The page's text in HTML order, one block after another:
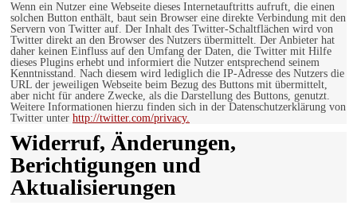
Wenn ein Nutzer eine Webseite dieses Internetauftritts aufruft, die einen
solchen Button enthält, baut sein Browser eine direkte Verbindung mit den
Servern von Twitter auf. Der Inhalt des Twitter-Schaltflächen wird von
Twitter direkt an den Browser des Nutzers übermittelt. Der Anbieter hat
daher keinen Einfluss auf den Umfang der Daten, die Twitter mit Hilfe
dieses Plugins erhebt und informiert die Nutzer entsprechend seinem
Kenntnisstand. Nach diesem wird lediglich die IP-Adresse des Nutzers die
URL der jeweiligen Webseite beim Bezug des Buttons mit übermittelt,
aber nicht für andere Zwecke, als die Darstellung des Buttons, genutzt.
Weitere Informationen hierzu finden sich in der Datenschutzerklärung von
Twitter unter http://twitter.com/privacy.
Widerruf, Änderungen,
Berichtigungen und
Aktualisierungen